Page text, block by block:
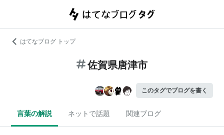
はてなブログ トップ
佐賀県唐津市
このタグでブログを書く
言葉の解説 ネットで話題 関連ブログ